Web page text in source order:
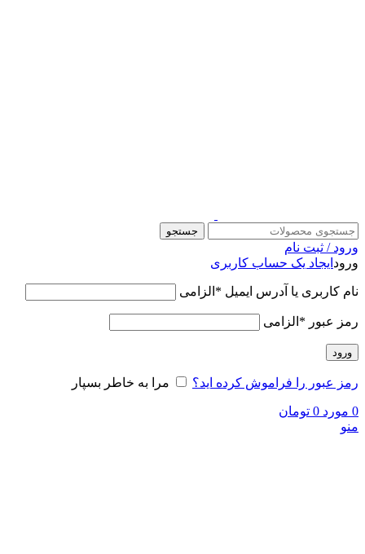
جستجو
ورود / ثبت نام
ورود ایجاد یک حساب کاربری
نام کاربری یا آدرس ایمیل * الزامی
رمز عبور * الزامی
ورود
رمز عبور را فراموش کرده اید؟ مرا به خاطر بسپار
0 مورد 0 تومان
منو